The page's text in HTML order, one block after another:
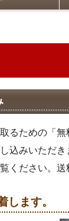
るための「
込みいただ
ください。送
します。